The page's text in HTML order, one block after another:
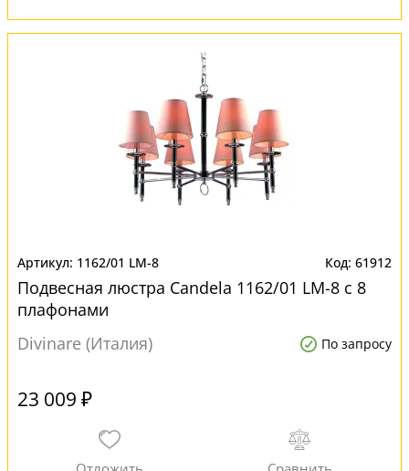
1162/01 LM-8 61912
Подвесная люстра Candela 1162/01 LM-8 с 8
плафонами
Divinare (Италия)
По запросу
23 009 ₽